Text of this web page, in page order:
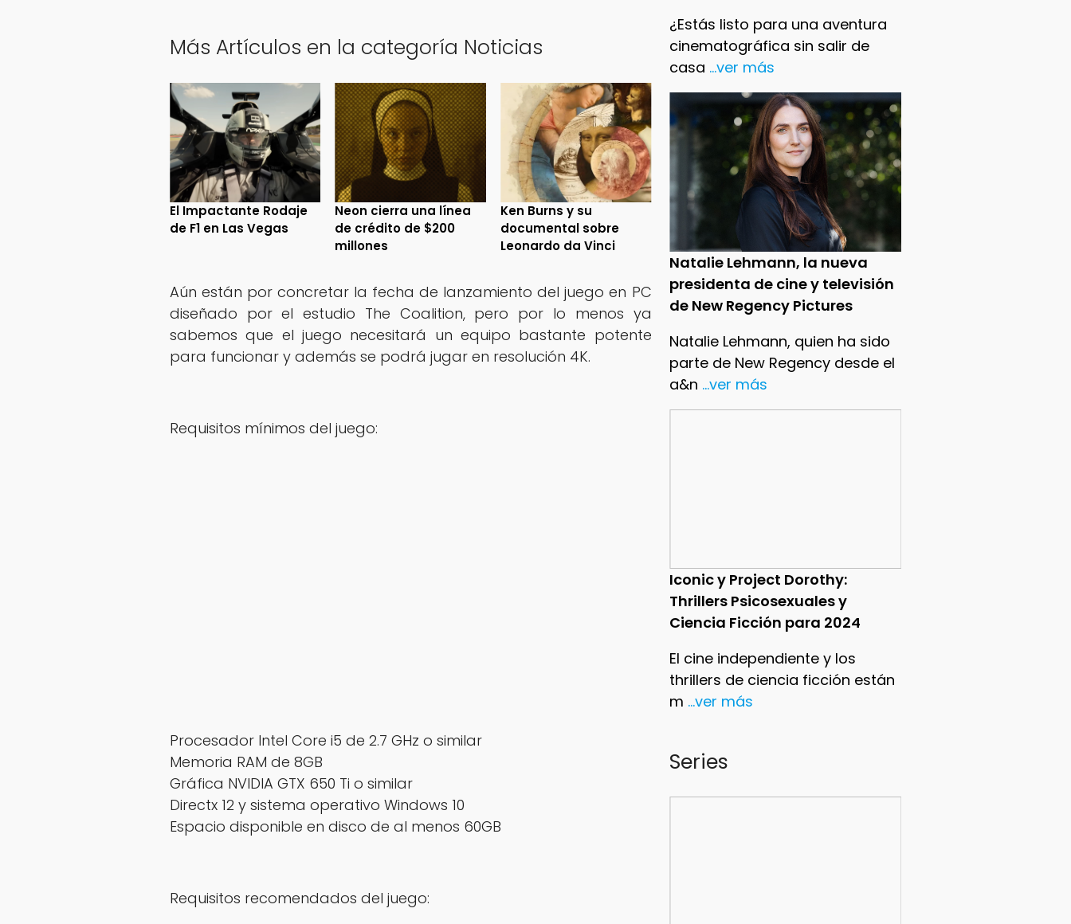
¿Estás listo para una aventura
cinematográfica sin salir de
casa ...ver más
Natalie Lehmann, la nueva
presidenta de cine y televisión
de New Regency Pictures
Natalie Lehmann, quien ha sido
parte de New Regency desde el
a&n ...ver más
Iconic y Project Dorothy:
Thrillers Psicosexuales y
Ciencia Ficción para 2024
El cine independiente y los
thrillers de ciencia ficción están
m ...ver más
Series
Más Artículos en la categoría Noticias
El Impactante Rodaje
de F1 en Las Vegas
Neon cierra una línea
de crédito de $200
millones
Ken Burns y su
documental sobre
Leonardo da Vinci
Aún están por concretar la fecha de lanzamiento del juego en PC
diseñado por el estudio The Coalition, pero por lo menos ya
sabemos que el juego necesitará un equipo bastante potente
para funcionar y además se podrá jugar en resolución 4K.
Requisitos mínimos del juego:
Procesador Intel Core i5 de 2.7 GHz o similar
Memoria RAM de 8GB
Gráfica NVIDIA GTX 650 Ti o similar
Directx 12 y sistema operativo Windows 10
Espacio disponible en disco de al menos 60GB
Requisitos recomendados del juego: